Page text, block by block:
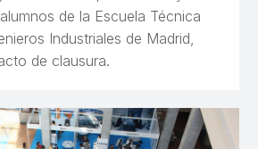
de la Escuela Técnica
Industriales de Madrid,
de clausura.